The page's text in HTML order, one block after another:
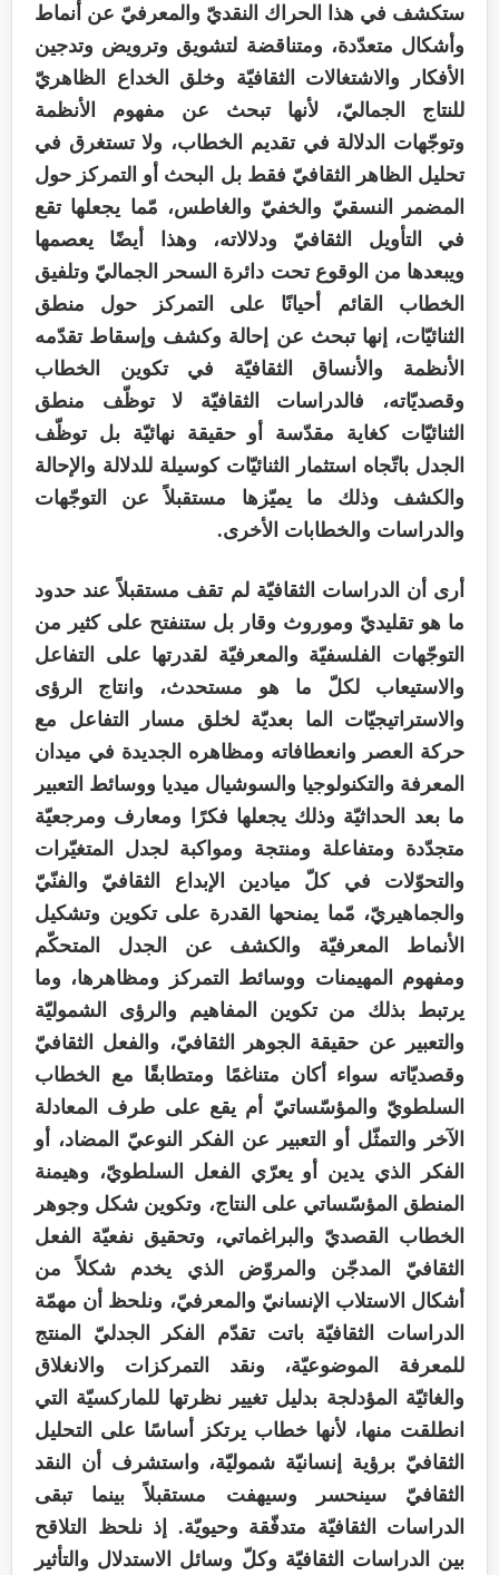
ستكشف في هذا الحراك النقديّ والمعرفيّ عن أنماط
وأشكال متعدّدة، ومتناقضة لتشويق وترويض وتدجين
الأفكار والاشتغالات الثقافيّة وخلق الخداع الظاهريّ
للنتاج الجماليّ، لأنها تبحث عن مفهوم الأنظمة
وتوجّهات الدلالة في تقديم الخطاب، ولا تستغرق في
تحليل الظاهر الثقافيّ فقط بل البحث أو التمركز حول
المضمر النسقيّ والخفيّ والغاطس، مّما يجعلها تقع
في التأويل الثقافيّ ودلالاته، وهذا أيضًا يعصمها
ويبعدها من الوقوع تحت دائرة السحر الجماليّ وتلفيق
الخطاب القائم أحيانًا على التمركز حول منطق
الثنائيّات، إنها تبحث عن إحالة وكشف وإسقاط تقدّمه
الأنظمة والأنساق الثقافيّة في تكوين الخطاب
وقصديّاته، فالدراسات الثقافيّة لا توظّف منطق
الثنائيّات كغاية مقدّسة أو حقيقة نهائيّة بل توظّف
الجدل باتّجاه استثمار الثنائيّات كوسيلة للدلالة والإحالة
والكشف وذلك ما يميّزها مستقبلاً عن التوجّهات
والدراسات والخطابات الأخرى.
أرى أن الدراسات الثقافيّة لم تقف مستقبلاً عند حدود
ما هو تقليديّ وموروث وقار بل ستنفتح على كثير من
التوجّهات الفلسفيّة والمعرفيّة لقدرتها على التفاعل
والاستيعاب لكلّ ما هو مستحدث، وانتاج الرؤى
والاستراتيجيّات الما بعديّة لخلق مسار التفاعل مع
حركة العصر وانعطافاته ومظاهره الجديدة في ميدان
المعرفة والتكنولوجيا والسوشيال ميديا ووسائط التعبير
ما بعد الحداثيّة وذلك يجعلها فكرًا ومعارف ومرجعيّة
متجدّدة ومتفاعلة ومنتجة ومواكبة لجدل المتغيّرات
والتحوّلات في كلّ ميادين الإبداع الثقافيّ والفنّيّ
والجماهيريّ، مّما يمنحها القدرة على تكوين وتشكيل
الأنماط المعرفيّة والكشف عن الجدل المتحكّم
ومفهوم المهيمنات ووسائط التمركز ومظاهرها، وما
يرتبط بذلك من تكوين المفاهيم والرؤى الشموليّة
والتعبير عن حقيقة الجوهر الثقافيّ، والفعل الثقافيّ
وقصديّاته سواء أكان متناغمًا ومتطابقًا مع الخطاب
السلطويّ والمؤسّساتيّ أم يقع على طرف المعادلة
الآخر والتمثّل أو التعبير عن الفكر النوعيّ المضاد، أو
الفكر الذي يدين أو يعرّي الفعل السلطويّ، وهيمنة
المنطق المؤسّساتي على النتاج، وتكوين شكل وجوهر
الخطاب القصديّ والبراغماتي، وتحقيق نفعيّة الفعل
الثقافيّ المدجّن والمروّض الذي يخدم شكلاً من
أشكال الاستلاب الإنسانيّ والمعرفيّ، ونلحظ أن مهمّة
الدراسات الثقافيّة باتت تقدّم الفكر الجدليّ المنتج
للمعرفة الموضوعيّة، ونقد التمركزات والانغلاق
والغائيّة المؤدلجة بدليل تغيير نظرتها للماركسيّة التي
انطلقت منها، لأنها خطاب يرتكز أساسًا على التحليل
الثقافيّ برؤية إنسانيّة شموليّة، واستشرف أن النقد
الثقافيّ سينحسر وسيهفت مستقبلاً بينما تبقى
الدراسات الثقافيّة متدفّقة وحيويّة. إذ نلحظ التلاقح
بين الدراسات الثقافيّة وكلّ وسائل الاستدلال والتأثير